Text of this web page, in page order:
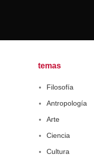
temas
Filosofía
Antropología
Arte
Ciencia
Cultura